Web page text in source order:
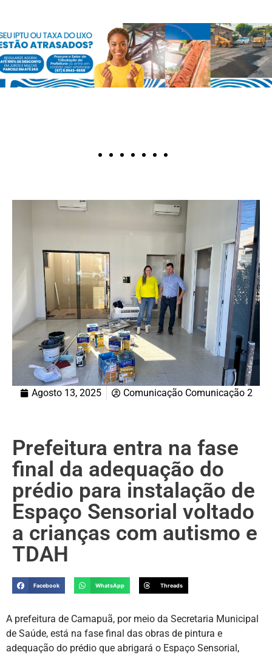
Agosto 13, 2025 Comunicação Comunicação 2
Prefeitura entra na fase
final da adequação do
prédio para instalação de
Espaço Sensorial voltado
a crianças com autismo e
TDAH
Facebook WhatsApp Threads
A prefeitura de Camapuã, por meio da Secretaria Municipal
de Saúde, está na fase final das obras de pintura e
adequação do prédio que abrigará o Espaço Sensorial,